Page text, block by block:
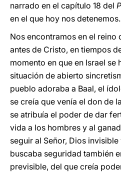
narrado en el capítulo 18 del
en el que hoy nos detenemos.
Nos encontramos en el reino
antes de Cristo, en tiempos
momento en que en Israel se
situación de abierto
pueblo adoraba a Baal, el
se creía que venía el don de
se atribuía el poder de dar
vida a los hombres y al
seguir al Señor, Dios
buscaba seguridad también
previsible, del que creía